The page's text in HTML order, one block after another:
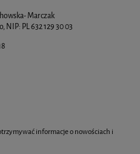
Marczak
PL 632 129 30 03
informacje o nowościach i